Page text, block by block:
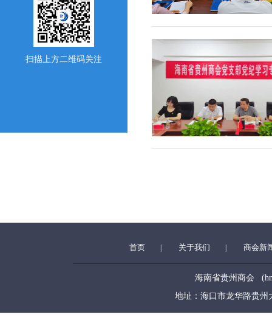
扫描上方二维码关注
首页 关于我们 商会新
海南省贵州商会
地址：海口市龙华路贵州